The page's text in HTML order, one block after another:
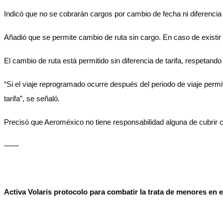
Indicó que no se cobrarán cargos por cambio de fecha ni
Añadió que se permite cambio de ruta sin cargo. En caso de
El cambio de ruta está permitido sin diferencia de tarifa,
“Si el viaje reprogramado ocurre después del periodo de viaje
tarifa”, se señaló.
Precisó que Aeroméxico no tiene responsabilidad alguna de
——
Activa Volaris protocolo para combatir la trata de menores en